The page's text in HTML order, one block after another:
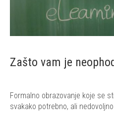
Zašto vam je
Formalno obrazovanje koje se
svakako potrebno, ali nedovoljno